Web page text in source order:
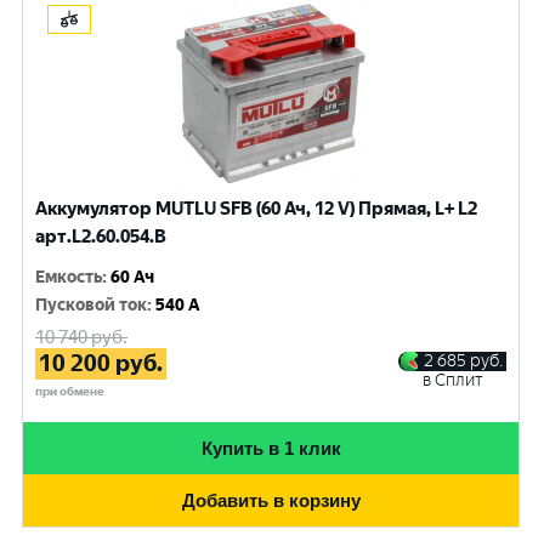
Аккумулятор MUTLU SFB (60 Ач, 12 V) Прямая, L+ L2
арт.L2.60.054.B
Емкость:60 Ач
Пусковой ток:540 A
10 740руб.
10 200 руб.
при обмене
2 685 руб.
в Сплит
Купить в 1 клик
Добавить в корзину